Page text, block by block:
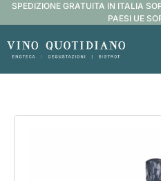
SPEDIZIONE GRATUITA IN ITALIA
PAESI UE